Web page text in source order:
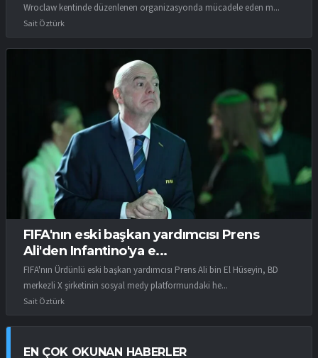
Wroclaw kentinde düzenlenen organizasyonda mücadele eden m...
Sait Öztürk
FIFA'nın eski başkan yardımcısı Prens
Ali'den Infantino'ya e...
FIFA'nın Ürdünlü eski başkan yardımcısı Prens Ali bin El Hüseyin, BD
merkezli X şirketinin sosyal medy platformundaki he...
Sait Öztürk
EN ÇOK OKUNAN HABERLER